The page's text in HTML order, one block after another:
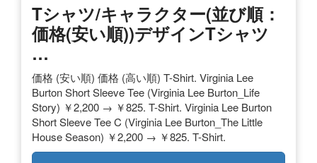
Tシャツ/キャラクター(並び順：
価格(安い順))デザインTシャツ
…
価格 (安い順) 価格 (高い順) T-Shirt. Virginia Lee
Burton Short Sleeve Tee (Virginia Lee Burton_Life
Story) ￥2,200 → ￥825. T-Shirt. Virginia Lee Burton
Short Sleeve Tee C (Virginia Lee Burton_The Little
House Season) ￥2,200 → ￥825. T-Shirt.